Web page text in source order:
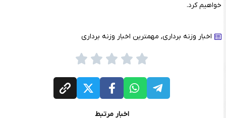
خواهیم کرد.
اخبار وزنه برداری, مهمترین اخبار وزنه برداری
اخبار مرتبط